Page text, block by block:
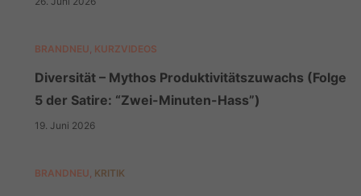
BRANDNEU KURZVIDEOS
Diversität – Mythos Produktivitätszuwachs (Folge
5 der Satire: “Zwei-Minuten-Hass”)
19. Juni 2026
BRANDNEU KRITIK